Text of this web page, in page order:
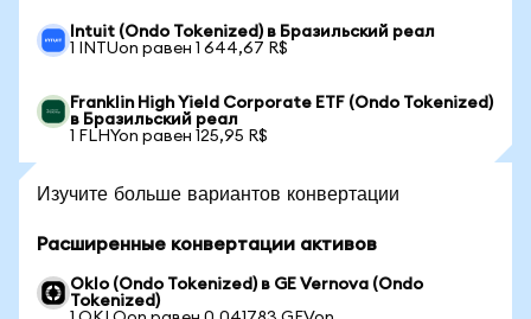
Intuit (Ondo Tokenized) в Бразильский реал
1 INTUon равен 1 644,67 R$
Franklin High Yield Corporate ETF (Ondo Tokenized)
в Бразильский реал
1 FLHYon равен 125,95 R$
Изучите больше вариантов конвертации
Расширенные конвертации активов
Oklo (Ondo Tokenized) в GE Vernova (Ondo
Tokenized)